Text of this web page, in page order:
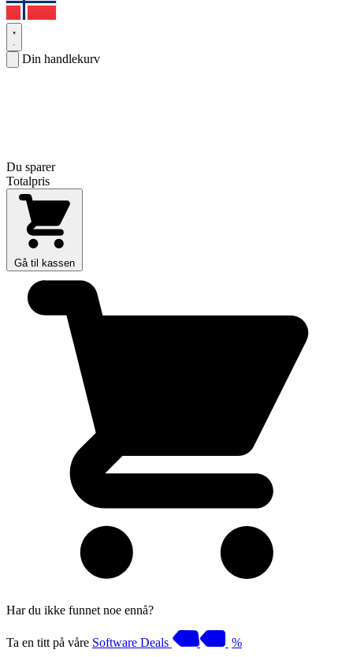
Din handlekurv
Du sparer
Totalpris
Gå til kassen
Har du ikke funnet noe ennå?
Ta en titt på våre Software Deals %